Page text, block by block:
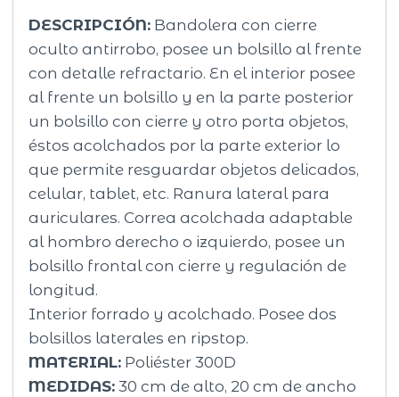
DESCRIPCIÓN: Bandolera con cierre
oculto antirrobo, posee un bolsillo al frente
con detalle refractario. En el interior posee
al frente un bolsillo y en la parte posterior
un bolsillo con cierre y otro porta objetos,
éstos acolchados por la parte exterior lo
que permite resguardar objetos delicados,
celular, tablet, etc. Ranura lateral para
auriculares. Correa acolchada adaptable
al hombro derecho o izquierdo, posee un
bolsillo frontal con cierre y regulación de
longitud.
Interior forrado y acolchado. Posee dos
bolsillos laterales en ripstop.
MATERIAL: Poliéster 300D
MEDIDAS: 30 cm de alto, 20 cm de ancho